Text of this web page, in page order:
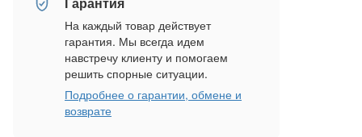
На каждый товар действует
гарантия. Мы всегда идем
навстречу клиенту и помогаем
решить спорные ситуации.
Подробнее о гарантии, обмене и
возврате